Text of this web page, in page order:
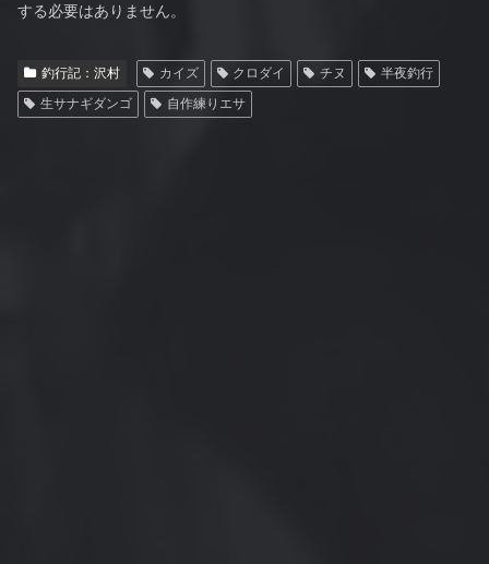
する必要はありません。
釣行記：沢村 カイズ クロダイ チヌ
半夜釣行
生サナギダンゴ
自作練りエサ